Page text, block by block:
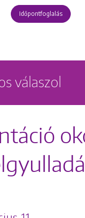
Időpontfoglalás
válaszol